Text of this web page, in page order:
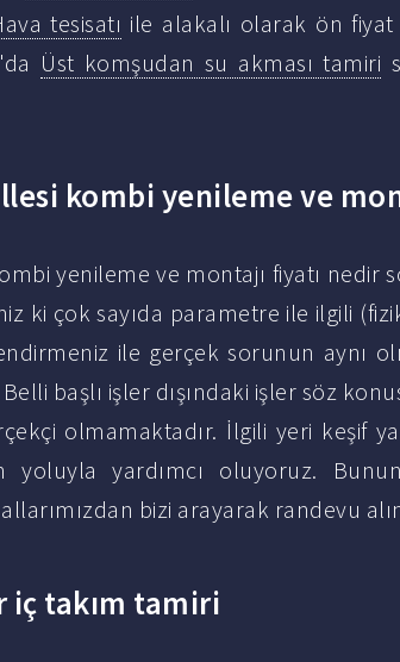
tesisatı ile alakalı olarak ön
Üst komşudan su akması tamiri
kombi yenileme ve
yenileme ve montajı fiyatı nedir
ki çok sayıda parametre ile ilgili
ile gerçek sorunun aynı
başlı işler dışındaki işler söz
olmamaktadır. İlgili yeri keşif
yardımcı oluyoruz.
bizi arayarak randevu
iç takım tamiri